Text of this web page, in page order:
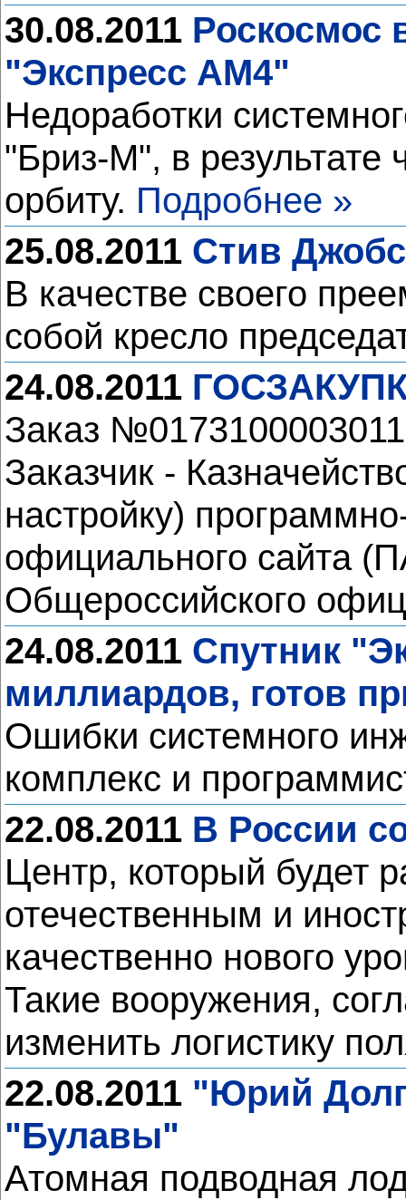
30.08.2011 Роскосмос
"Экспресс АМ4"
Недоработки
"Бриз-М", в
орбиту. Подробнее »
25.08.2011 Стив
В качестве своего
собой кресло
24.08.2011
Заказ
Заказчик -
настройку)
официального сайта
Общероссийского
24.08.2011 Спутник
миллиардов, готов
Ошибки системного
комплекс и
22.08.2011 В России
Центр, который будет
отечественным и
качественно нового
Такие вооружения,
изменить логистику
22.08.2011 "Юрий
"Булавы"
Атомная подводная